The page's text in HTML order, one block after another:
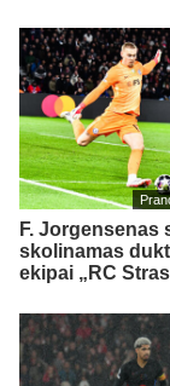
F. Jorgensenas
skolinamas
ekipai „RC